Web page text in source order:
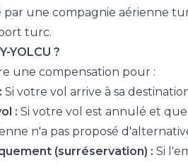
par une compagnie aérienne
turc.
YOLCU ?
une compensation pour :
Si votre vol arrive à sa
: Si votre vol est annulé et
n'a pas proposé
(surréservation) : Si